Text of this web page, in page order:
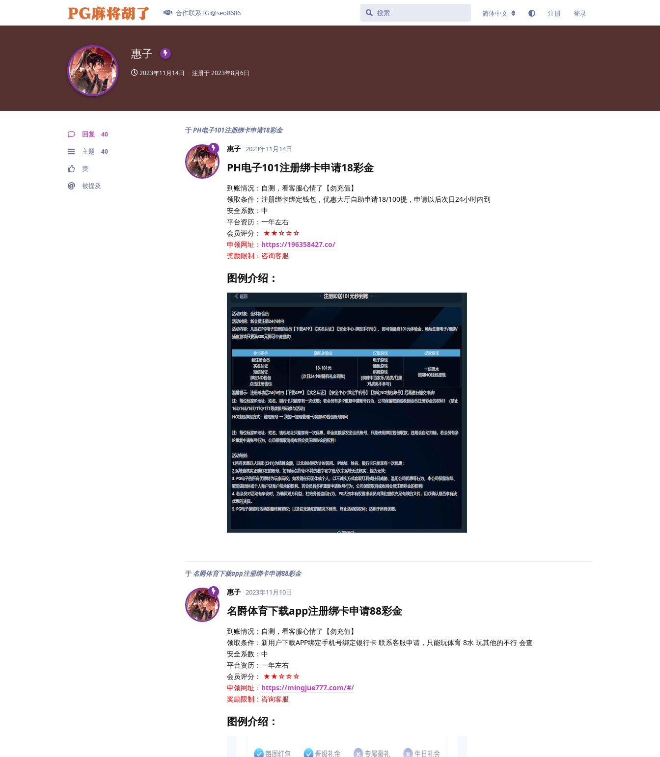
合作联系TG:@seo8686 简体中文 注册 登录
惠子
2023年11月14日 注册于2023年8月6日
回复 40
主题 40
赞
被提及
于PH电子101注册绑卡申请18彩金
惠子 2023年11月14日
PH电子101注册绑卡申请18彩金
到账情况：自测，看客服心情了【勿充值】
领取条件：注册绑卡绑定钱包，优惠大厅自助申请18/100提，申请以后次日24小时内到
安全系数：中
平台资历：一年左右
会员评分： ★★☆☆☆
申领网址： https://196358427.co/
奖励限制：咨询客服
图例介绍：
于 名爵体育下载app注册绑卡申请88彩金
惠子 2023年11月10日
名爵体育下载app注册绑卡申请88彩金
到账情况：自测，看客服心情了【勿充值】
领取条件：新用户下载APP绑定手机号绑定银行卡 联系客服申请，只能玩体育 8水 玩其他的不行 会查
安全系数：中
平台资历：一年左右
会员评分： ★★☆☆☆
申领网址： https://mingjue777.com/#/
奖励限制：咨询客服
图例介绍：